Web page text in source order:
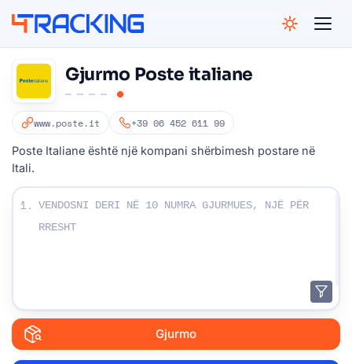
Gjurmo Poste italiane
www.poste.it +39 06 452 611 99
Poste Italiane është një kompani shërbimesh postare në
Itali.
Futni numrat tuaj të ndjekjes:
1.
Gjurmo